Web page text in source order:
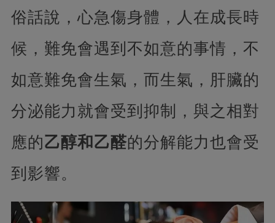
俗話說，心急傷身體，人在成長時
候，難免會遇到不如意的事情，不
如意難免會生氣，而生氣，肝臟的
分泌能力就會受到抑制，與之相對
應的乙醇和乙醛的分解能力也會受
到影響。